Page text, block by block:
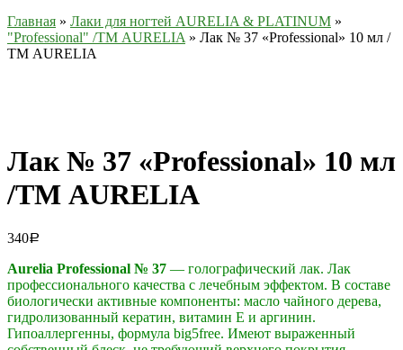
Главная » Лаки для ногтей AURELIA & PLATINUM »
"Professional" /ТМ AURELIA » Лак № 37 «Professional» 10 мл /
ТМ AURELIA
Лак № 37 «Professional» 10 мл
/ТМ AURELIA
340Р
Aurelia Professional № 37 — голографический лак. Лак
профессионального качества с лечебным эффектом. В составе
биологически активные компоненты: масло чайного дерева,
гидролизованный кератин, витамин Е и аргинин.
Гипоаллергенны, формула big5free. Имеют выраженный